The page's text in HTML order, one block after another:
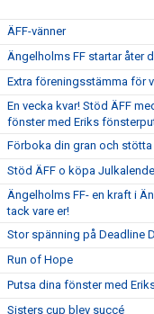
ÄFF-vänner
Ängelholms FF startar åter
Extra föreningsstämma för
En vecka kvar! Stöd ÄFF
fönster med Eriks
Förboka din gran och
Stöd ÄFF o köpa
Ängelholms FF- en kraft i
tack vare er!
Stor spänning på Deadline
Run of Hope
Putsa dina fönster med
Sisters cup blev succé